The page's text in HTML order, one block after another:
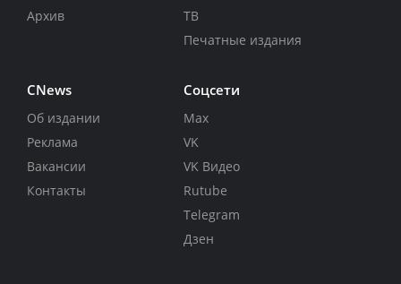
Архив
ТВ
Печатные издания
CNews
Об издании
Реклама
Вакансии
Контакты
Соцсети
Max
VK
VK Видео
Rutube
Telegram
Дзен